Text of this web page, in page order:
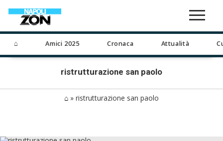
⌂ Amici 2025 Cronaca Attualità
ristrutturazione san paolo
⌂ » ristrutturazione san paolo